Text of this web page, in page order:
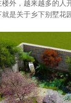
，越来越多的人
是关于乡下别墅花